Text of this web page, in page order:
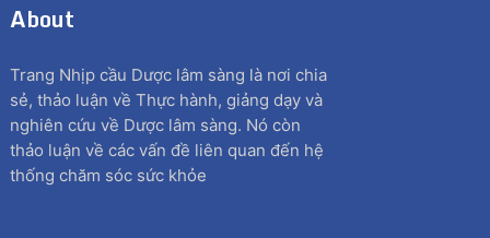
About
Trang Nhịp cầu Dược lâm sàng là nơi chia
sẻ, thảo luận về Thực hành, giảng dạy và
nghiên cứu về Dược lâm sàng. Nó còn
thảo luận về các vấn đề liên quan đến hệ
thống chăm sóc sức khỏe